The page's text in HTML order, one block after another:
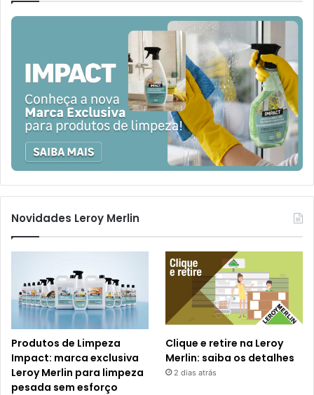
Novidades Leroy Merlin
Produtos de Limpeza
Impact: marca exclusiva
Leroy Merlin para limpeza
pesada sem esforço
Clique e retire na Leroy
Merlin: saiba os detalhes
2 dias atrás